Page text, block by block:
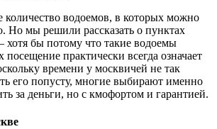
количество водоемов, в которых можно
Но мы решили рассказать о пунктах
бы потому что такие водоемы
посещение практически всегда означает
времени у москвичей не так
его попусту, многие выбирают именно
за деньги, но с кмофортом и гарантией.